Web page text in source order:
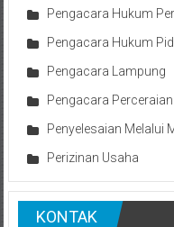
Pengacara Hukum
Pengacara Hukum
Pengacara Lampung
Pengacara Perceraian
Penyelesaian Melalui
Perizinan Usaha
KONTAK